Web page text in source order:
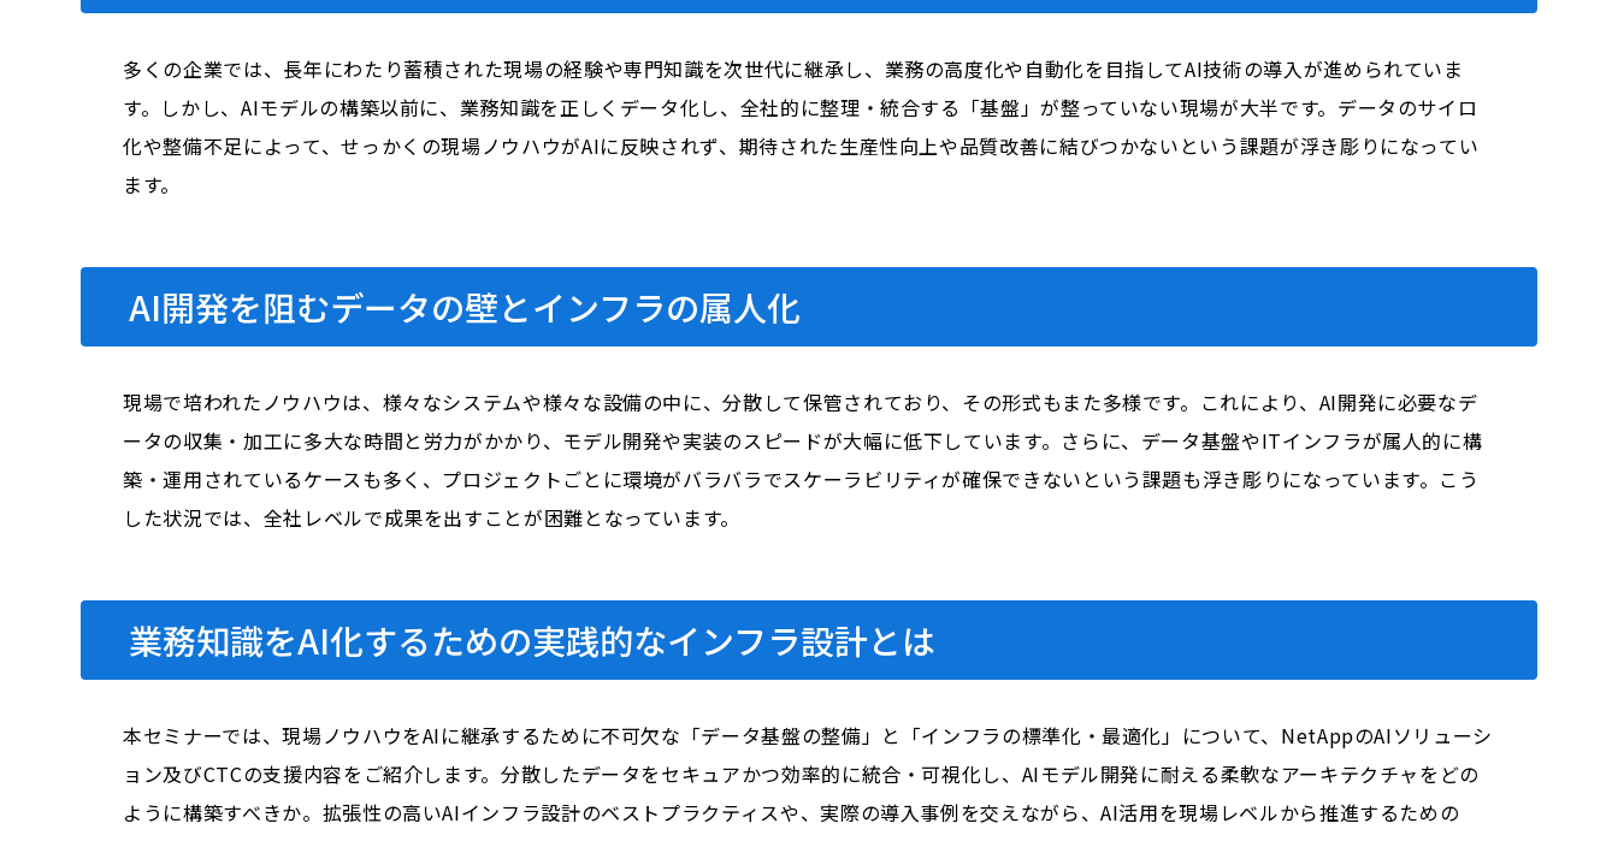
多くの企業では、長年にわたり蓄積された現場の経験や専門知識を次世代に継承し、業務の高度化や自動化を目指してAI技術の導入が進められていま
す。しかし、AIモデルの構築以前に、業務知識を正しくデータ化し、全社的に整理・統合する「基盤」が整っていない現場が大半です。データのサイロ
化や整備不足によって、せっかくの現場ノウハウがAIに反映されず、期待された生産性向上や品質改善に結びつかないという課題が浮き彫りになってい
ます。
AI開発を阻むデータの壁とインフラの属人化
現場で培われたノウハウは、様々なシステムや様々な設備の中に、分散して保管されており、その形式もまた多様です。これにより、AI開発に必要なデ
ータの収集・加工に多大な時間と労力がかかり、モデル開発や実装のスピードが大幅に低下しています。さらに、データ基盤やITインフラが属人的に構
築・運用されているケースも多く、プロジェクトごとに環境がバラバラでスケーラビリティが確保できないという課題も浮き彫りになっています。こう
した状況では、全社レベルで成果を出すことが困難となっています。
業務知識をAI化するための実践的なインフラ設計とは
本セミナーでは、現場ノウハウをAIに継承するために不可欠な「データ基盤の整備」と「インフラの標準化・最適化」について、NetAppのAIソリューシ
ョン及びCTCの支援内容をご紹介します。分散したデータをセキュアかつ効率的に統合・可視化し、AIモデル開発に耐える柔軟なアーキテクチャをどの
ように構築すべきか。拡張性の高いAIインフラ設計のベストプラクティスや、実際の導入事例を交えながら、AI活用を現場レベルから推進するための